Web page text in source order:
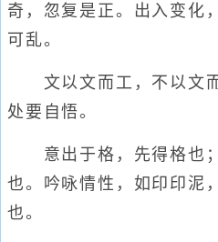
奇，忽复是正。出入变化
可乱。
文以文而工，不以文而
处要自悟。
意出于格，先得格也；
也。吟咏情性，如印印泥
也。